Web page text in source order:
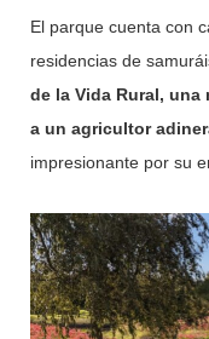
El parque cuenta con
residencias de
de la Vida Rural,
a un agricultor
impresionante por su